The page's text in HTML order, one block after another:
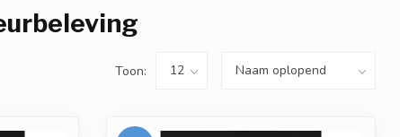
Toon: